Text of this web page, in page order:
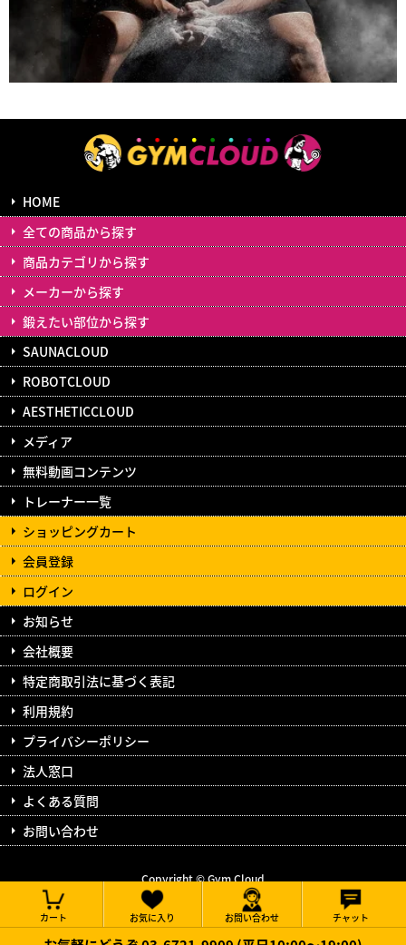
HOME
全ての商品から探す
商品カテゴリから探す
メーカーから探す
鍛えたい部位から探す
SAUNACLOUD
ROBOTCLOUD
AESTHETICCLOUD
メディア
無料動画コンテンツ
トレーナー一覧
ショッピングカート
会員登録
ログイン
お知らせ
会社概要
特定商取引法に基づく表記
利用規約
プライバシーポリシー
法人窓口
よくある質問
お問い合わせ
Copyright © Gym Cloud
All Rights Reserved.
カート お気に入り お問い合わせ チャット